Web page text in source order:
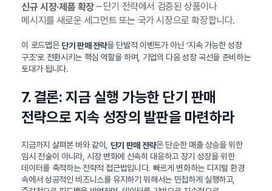
신규 시장·제품 확장– 단기 전략에서 검증된 상품이나
메시지를 새로운 세그먼트 또는 국가 시장으로 확장합니다.
이 로드맵은 단기 판매 전략을 단발적 이벤트가 아닌 ‘지속 가능한 성장
구조’로 전환시키는 핵심 역할을 하며, 기업의 다음 성장 곡선을 준비하는
토대가 됩니다.
7. 결론: 지금 실행 가능한 단기 판매
전략으로 지속 성장의 발판을 마련하라
지금까지 살펴본 바와 같이, 단기 판매 전략은 단순한 매출 상승을 위한
임시 전술이 아니라, 시장 변화에 신속히 대응하고 장기 성장을 위한
데이터를 축적하는 전략적 접근법입니다. 빠르게 변화하는 디지털 환경
속에서 성공적인 비즈니스를 유지하기 위해서는 민첩하게 실행하고,